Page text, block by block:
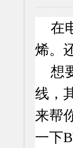
在
烯。
想
线，
来帮
一下